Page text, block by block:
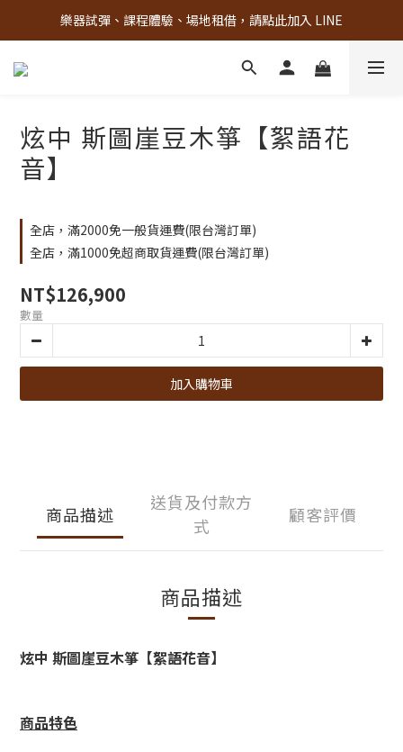
古亭門市 + 先進音樂教室週末假日皆有營業
樂器試彈、課程體驗、場地租借，請點此加入 LINE
古亭門市 + 先進音樂教室週末假日皆有營業
炫中 斯圖崖豆木箏【絮語花
音】
全店，滿2000免一般貨運費(限台灣訂單)
全店，滿1000免超商取貨運費(限台灣訂單)
NT$126,900
數量
加入購物車
商品描述
送貨及付款方
式
顧客評價
商品描述
炫中 斯圖崖豆木箏【絮語花音】
商品特色